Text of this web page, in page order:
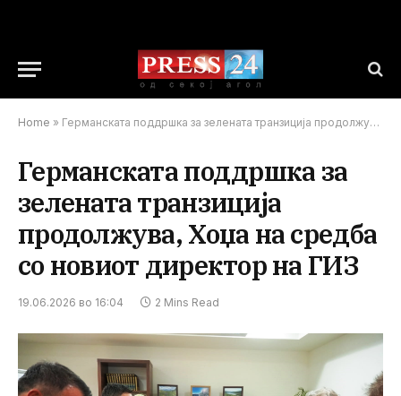
Home » Германската поддршка за зелената транзиција продолжува, Хоџа на средба со новиот директор на ГИЗ
Германската поддршка за
зелената транзиција
продолжува, Хоџа на средба
со новиот директор на ГИЗ
19.06.2026 во 16:04 2 Mins Read